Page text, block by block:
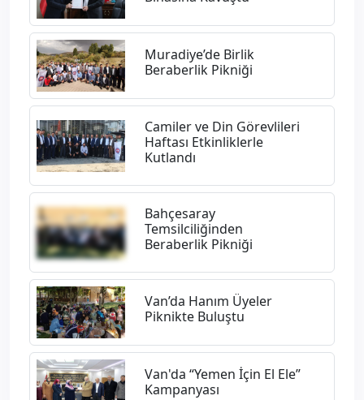
Muradiye’de Birlik
Beraberlik Pikniği
Camiler ve Din Görevlileri
Haftası Etkinliklerle
Kutlandı
Bahçesaray
Temsilciliğinden
Beraberlik Pikniği
Van’da Hanım Üyeler
Piknikte Buluştu
Van'da “Yemen İçin El Ele”
Kampanyası